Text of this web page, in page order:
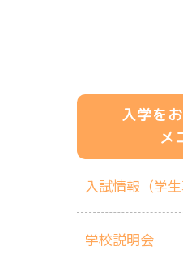
入学を
メ
入試情報（学生
学校説明会